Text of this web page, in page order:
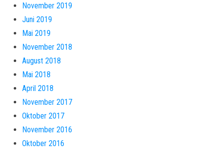
November 2019
Juni 2019
Mai 2019
November 2018
August 2018
Mai 2018
April 2018
November 2017
Oktober 2017
November 2016
Oktober 2016